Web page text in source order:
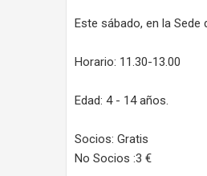
Este sábado, en la Sede
Horario: 11.30-13.00
Edad: 4 - 14 años.
Socios: Gratis
No Socios :3 €